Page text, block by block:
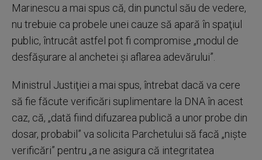
Marinescu a mai spus că, din punctul său de vedere,
nu trebuie ca probele unei cauze să apară în spaţiul
public, întrucât astfel pot fi compromise „modul de
desfăşurare al anchetei şi aflarea adevărului”.
Ministrul Justiţiei a mai spus, întrebat dacă va cere
să fie făcute verificări suplimentare la DNA în acest
caz, că, „dată fiind difuzarea publică a unor probe din
dosar, probabil” va solicita Parchetului să facă „nişte
verificări” pentru „a ne asigura că integritatea